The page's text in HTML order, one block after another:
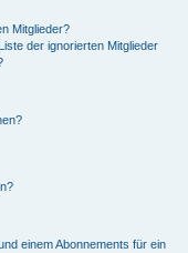
Mitglieder?
der ignorierten Mitglieder
einem Abonnements für ein